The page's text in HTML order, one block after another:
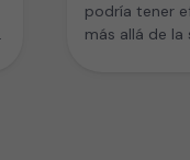
podría tener
más allá de la